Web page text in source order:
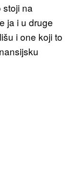
stoji na
ja i u druge
i one koji to